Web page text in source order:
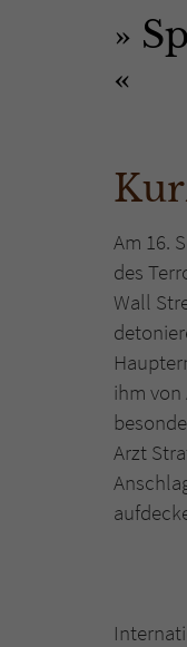
Am 16.
des
Wall
ihm von
Arzt